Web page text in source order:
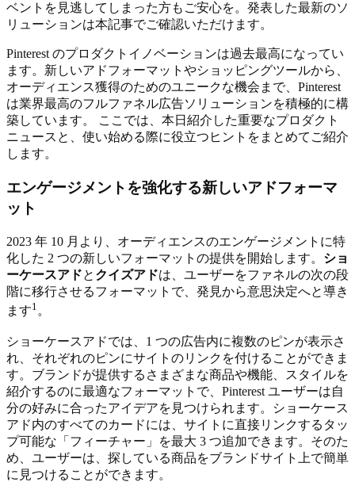
ベントを見逃してしまった方もご安心を。発表した最新のソ
リューションは本記事でご確認いただけます。
Pinterest のプロダクトイノベーションは過去最高になってい
ます。新しいアドフォーマットやショッピングツールから、
オーディエンス獲得のためのユニークな機会まで、Pinterest
は業界最高のフルファネル広告ソリューションを積極的に構
築しています。 ここでは、本日紹介した重要なプロダクト
ニュースと、使い始める際に役立つヒントをまとめてご紹介
します。
エンゲージメントを強化する新しいアドフォーマ
ット
2023 年 10 月より、オーディエンスのエンゲージメントに特
化した 2 つの新しいフォーマットの提供を開始します。 ショ
ーケースアドと クイズアドは、ユーザーをファネルの次の段
階に移行させるフォーマットで、発見から意思決定へと導き
ます1 。
ショーケースアドでは、1 つの広告内に複数のピンが表示さ
れ、それぞれのピンにサイトのリンクを付けることができま
す。ブランドが提供するさまざまな商品や機能、スタイルを
紹介するのに最適なフォーマットで、Pinterest ユーザーは自
分の好みに合ったアイデアを見つけられます。ショーケース
アド内のすべてのカードには、サイトに直接リンクするタッ
プ可能な「フィーチャー」を最大 3 つ追加できます。そのた
め、ユーザーは、探している商品をブランドサイト上で簡単
に見つけることができます。